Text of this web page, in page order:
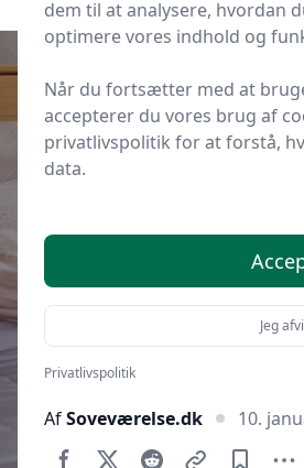
Udgivet iSenge og Madrasser
Er en vendbar
AfSoveværelse.dk 10.
dem til at analysere, hvordan
optimere vores indhold og
Når du fortsætter med at
accepterer du vores brug af
privatlivspolitik for at forstå,
data.
Jeg
Privatlivspolitik